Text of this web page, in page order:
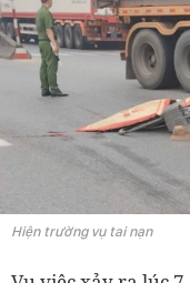
Hiện trường vụ tai nạn